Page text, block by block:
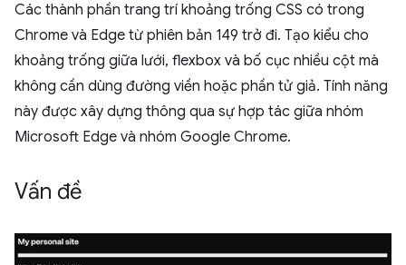
Các thành phần trang trí khoảng trống CSS có trong
Chrome và Edge từ phiên bản 149 trở đi. Tạo kiểu cho
khoảng trống giữa lưới, flexbox và bố cục nhiều cột mà
không cần dùng đường viền hoặc phần tử giả. Tính năng
này được xây dựng thông qua sự hợp tác giữa nhóm
Microsoft Edge và nhóm Google Chrome.
Vấn đề